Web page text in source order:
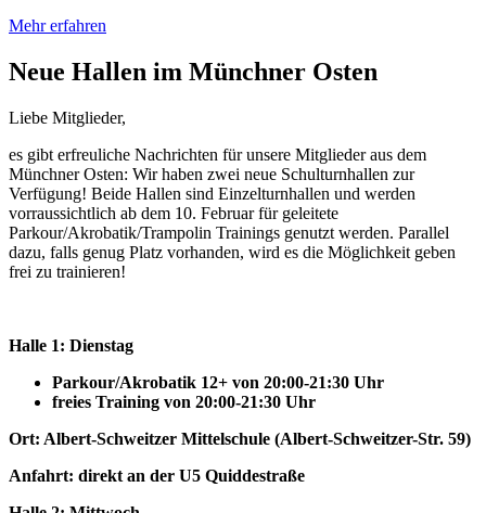
Mehr erfahren
Neue Hallen im Münchner Osten
Liebe Mitglieder,
es gibt erfreuliche Nachrichten für unsere Mitglieder aus dem
Münchner Osten: Wir haben zwei neue Schulturnhallen zur
Verfügung! Beide Hallen sind Einzelturnhallen und werden
vorraussichtlich ab dem 10. Februar für geleitete
Parkour/Akrobatik/Trampolin Trainings genutzt werden. Parallel
dazu, falls genug Platz vorhanden, wird es die Möglichkeit geben
frei zu trainieren!
Halle 1: Dienstag
Parkour/Akrobatik 12+ von 20:00-21:30 Uhr
freies Training von 20:00-21:30 Uhr
Ort: Albert-Schweitzer Mittelschule (Albert-Schweitzer-Str. 59)
Anfahrt: direkt an der U5 Quiddestraße